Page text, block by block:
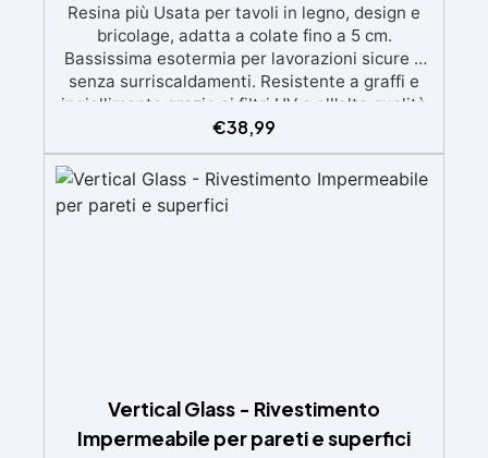
Resina più Usata per tavoli in legno, design e
bricolage, adatta a colate fino a 5 cm.
Bassissima esotermia per lavorazioni sicure e
senza surriscaldamenti. Resistente a graffi e
ingiallimento grazie ai filtri UV e all'alta qualità
meccanica. Bassa viscosità per eliminare bolle
d'aria e ottenere finiture lisce. Sicura, atossica,
BPA/VOC free e certificata per il contatto
prolungato con la pelle.
€38,99
Vertical Glass - Rivestimento
Impermeabile per pareti e superfici